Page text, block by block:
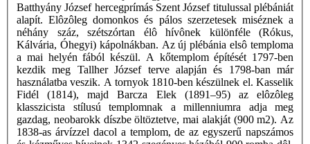
Batthyány József hercegprímás Szent József titulussal plébániát
alapít. Elôzôleg domonkos és pálos szerzetesek miséznek a
néhány száz, szétszórtan élô hívônek különféle (Rókus,
Kálvária, Óhegyi) kápolnákban. Az új plébánia elsô temploma
a mai helyén fából készül. A kőtemplom építését 1797-ben
kezdik meg Tallher József terve alapján és 1798-ban már
használatba veszik. A tornyok 1810-ben készülnek el. Kasselik
Fidél (1814), majd Barcza Elek (1891–95) az elôzôleg
klasszicista stílusú templomnak a millenniumra adja meg
gazdag, neobarokk díszbe öltöztetve, mai alakját (900 m2). Az
1838-as árvízzel dacol a templom, de az egyszerű napszámos